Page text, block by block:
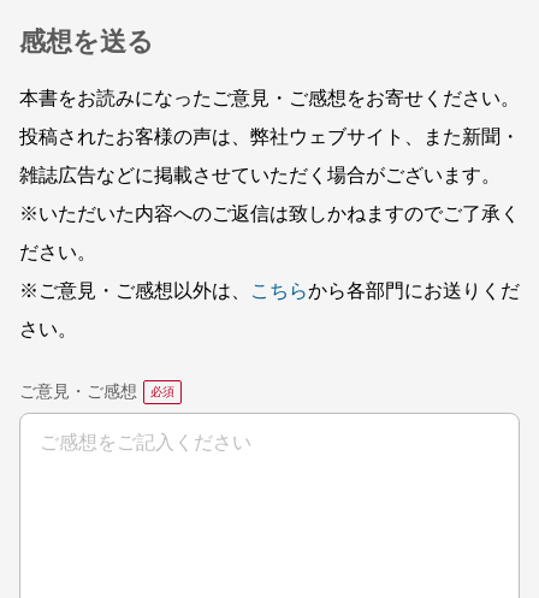
感想を送る
本書をお読みになったご意見・ご感想をお寄せください。
投稿されたお客様の声は、弊社ウェブサイト、また新聞・
雑誌広告などに掲載させていただく場合がございます。
※いただいた内容へのご返信は致しかねますのでご了承く
ださい。
※ご意見・ご感想以外は、
こちらから各部門にお送りくだ
さい。
ご意見・ご感想